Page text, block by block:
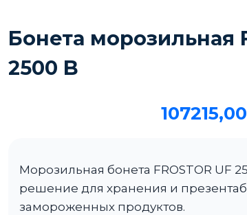
Бонета морозильная
2500 B
107215,00
Морозильная бонета FROSTOR UF
решение для хранения и
замороженных продуктов.